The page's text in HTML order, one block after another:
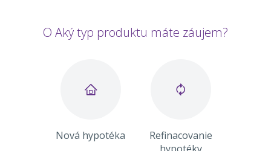
O Aký typ produktu máte záujem?
Nová hypotéka
Refinacovanie